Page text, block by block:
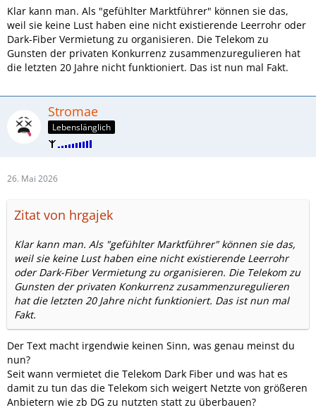
Klar kann man. Als "gefühlter Marktführer" können sie das,
weil sie keine Lust haben eine nicht existierende Leerrohr oder
Dark-Fiber Vermietung zu organisieren. Die Telekom zu
Gunsten der privaten Konkurrenz zusammenzuregulieren hat
die letzten 20 Jahre nicht funktioniert. Das ist nun mal Fakt.
Stromae
Lebenslänglich
26. Mai 2026
Zitat von hrgajek
Klar kann man. Als "gefühlter Marktführer" können sie das,
weil sie keine Lust haben eine nicht existierende Leerrohr
oder Dark-Fiber Vermietung zu organisieren. Die Telekom zu
Gunsten der privaten Konkurrenz zusammenzuregulieren
hat die letzten 20 Jahre nicht funktioniert. Das ist nun mal
Fakt.
Der Text macht irgendwie keinen Sinn, was genau meinst du
nun?
Seit wann vermietet die Telekom Dark Fiber und was hat es
damit zu tun das die Telekom sich weigert Netzte von größeren
Anbietern wie zb DG zu nutzten statt zu überbauen?